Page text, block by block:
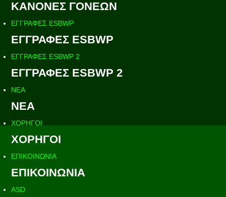
ΚΑΝΟΝΕΣ ΓΟΝΕΩΝ
ΕΓΓΡΑΦΕΣ ESBWP
ΕΓΓΡΑΦΕΣ ESBWP
ΕΓΓΡΑΦΕΣ ESBWP 2
ΕΓΓΡΑΦΕΣ ESBWP 2
ΝΕΑ
ΝΕΑ
ΧΟΡΗΓΟΙ
ΧΟΡΗΓΟΙ
ΕΠΙΚΟΙΝΩΝΙΑ
ΕΠΙΚΟΙΝΩΝΙΑ
ASD